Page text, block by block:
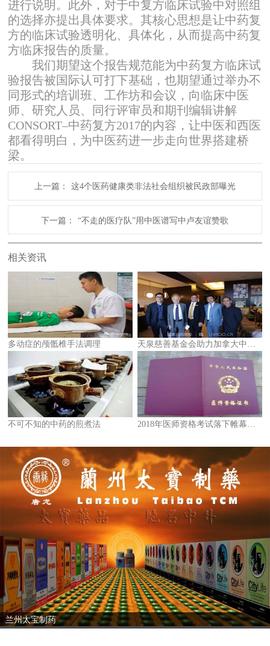
进行说明。此外，对于中复方临床试验中对照组
的选择亦提出具体要求。其核心思想是让中药复
方的临床试验透明化、具体化，从而提高中药复
方临床报告的质量。
我们期望这个报告规范能为中药复方临床试
验报告被国际认可打下基础，也期望通过举办不
同形式的培训班、工作坊和会议，向临床中医
师、研究人员、同行评审员和期刊编辑讲解
CONSORT–中药复方2017的内容，让中医和西医
都看得明白，为中医药进一步走向世界搭建桥
梁。
上一篇： 这4个医药健康类非法社会组织被民政部曝光
下一篇： “不走的医疗队”用中医谱写中卢友谊赞歌
相关资讯
多动症的颅骶椎手法调理 天泉慈善基金会助力加拿大中医教育及科学研究
不可不知的中药的煎煮法
兰州太宝制药